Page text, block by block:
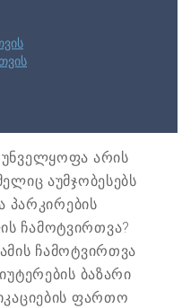
არის
აუმჯობესებს
პარკირების
ჩამოტვირთვა?
ჩამოტვირთვა
ბაზარი
ფართო